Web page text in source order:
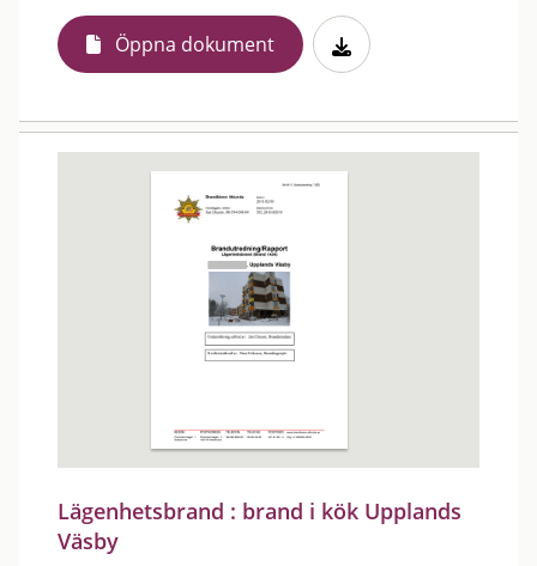
Öppna dokument
Lägenhetsbrand : brand i kök Upplands
Väsby